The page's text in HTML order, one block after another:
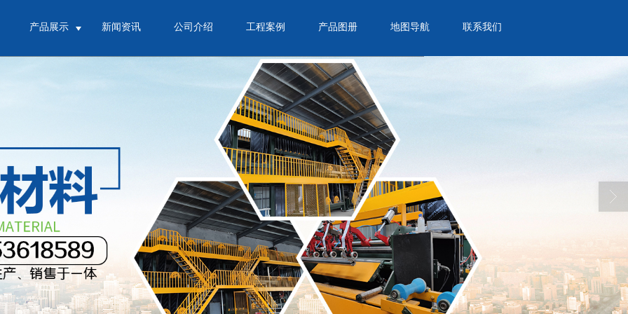
产品展示 新闻资讯 公司介绍 工程案例 产品图册 地图导航 联系我们